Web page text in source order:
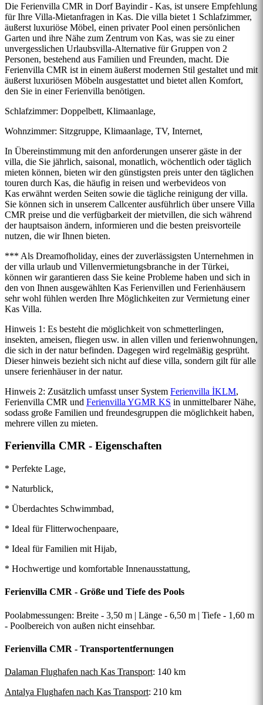
Die Ferienvilla CMR in Dorf Bayindir - Kas, ist unsere Empfehlung
für Ihre Villa-Mietanfragen in Kas. Die villa bietet 1 Schlafzimmer,
äußerst luxuriöse Möbel, einen privater Pool einen persönlichen
Garten und ihre Nähe zum Zentrum von Kas, was sie zu einer
unvergesslichen Urlaubsvilla-Alternative für Gruppen von 2
Personen, bestehend aus Familien und Freunden, macht. Die
Ferienvilla CMR ist in einem äußerst modernen Stil gestaltet und mit
äußerst luxuriösen Möbeln ausgestattet und bietet allen Komfort,
den Sie in einer Ferienvilla benötigen.
Schlafzimmer: Doppelbett, Klimaanlage,
Wohnzimmer: Sitzgruppe, Klimaanlage, TV, Internet,
In Übereinstimmung mit den anforderungen unserer gäste in der
villa, die Sie jährlich, saisonal, monatlich, wöchentlich oder täglich
mieten können, bieten wir den günstigsten preis unter den täglichen
touren durch Kas, die häufig in reisen und werbevideos von
Kas erwähnt werden Seiten sowie die tägliche reinigung der villa.
Sie können sich in unserem Callcenter ausführlich über unsere Villa
CMR preise und die verfügbarkeit der mietvillen, die sich während
der hauptsaison ändern, informieren und die besten preisvorteile
nutzen, die wir Ihnen bieten.
*** Als Dreamofholiday, eines der zuverlässigsten Unternehmen in
der villa urlaub und Villenvermietungsbranche in der Türkei,
können wir garantieren dass Sie keine Probleme haben und sich in
den von Ihnen ausgewählten Kas Ferienvillen und Ferienhäusern
sehr wohl fühlen werden Ihre Möglichkeiten zur Vermietung einer
Kas Villa.
Hinweis 1: Es besteht die möglichkeit von schmetterlingen,
insekten, ameisen, fliegen usw. in allen villen und ferienwohnungen,
die sich in der natur befinden. Dagegen wird regelmäßig gesprüht.
Dieser hinweis bezieht sich nicht auf diese villa, sondern gilt für alle
unsere ferienhäuser in der natur.
Hinweis 2: Zusätzlich umfasst unser System Ferienvilla İKLM,
Ferienvilla CMR und Ferienvilla YGMR KS in unmittelbarer Nähe,
sodass große Familien und freundesgruppen die möglichkeit haben,
mehrere villen zu mieten.
Ferienvilla CMR - Eigenschaften
* Perfekte Lage,
* Naturblick,
* Überdachtes Schwimmbad,
* Ideal für Flitterwochenpaare,
* Ideal für Familien mit Hijab,
* Hochwertige und komfortable Innenausstattung,
Ferienvilla CMR - Größe und Tiefe des Pools
Poolabmessungen: Breite - 3,50 m | Länge - 6,50 m | Tiefe - 1,60 m
- Poolbereich von außen nicht einsehbar.
Ferienvilla CMR - Transportentfernungen
Dalaman Flughafen nach Kas Transport: 140 km
Antalya Flughafen nach Kas Transport: 210 km